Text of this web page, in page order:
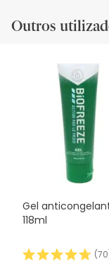
Outros
Gel
118ml
(70